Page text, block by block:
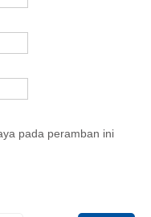
pada peramban ini